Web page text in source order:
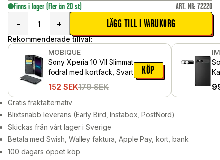
Finns i lager (Fler än 20 st) ART. NR: 72220
-
+ LÄGG TILL I VARUKORG
Rekommenderade tillval:
MOBIQUE
Sony Xperia 10 VII Slimmat
fodral med kortfack, Svart
152 SEK179 SEK
KÖP
Gratis fraktalternativ
Blixtsnabb leverans (Early Bird, Instabox, PostNord)
Skickas från vårt lager i Sverige
Betala med Swish, Walley faktura, Apple Pay, kort, bank
100 dagars öppet köp